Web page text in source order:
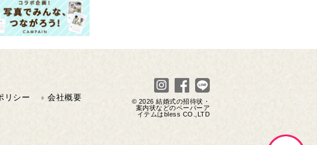
リシー 会社概要 © 2026 結婚式の招待状・
案内状などのペーパーア
イテムはbless CO.,LTD